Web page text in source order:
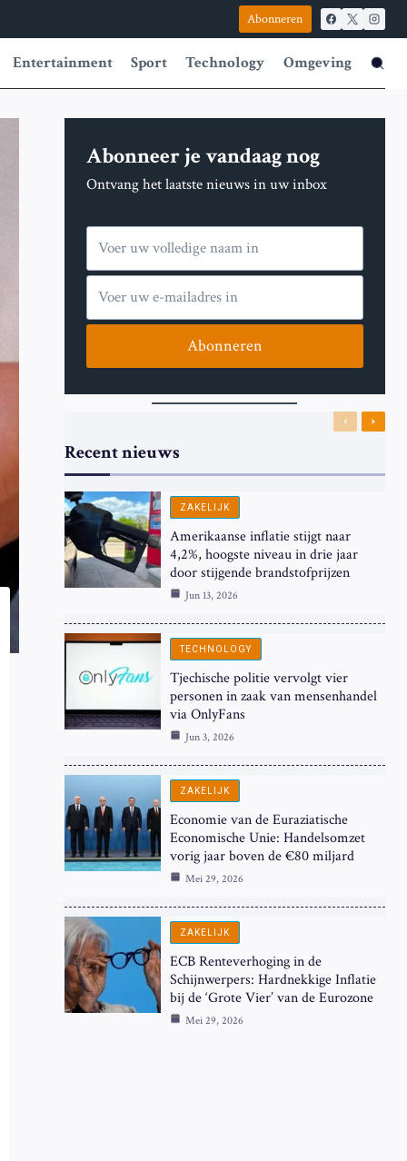
Abonneren
Entertainment Sport Technology Omgeving
Abonneer je vandaag nog
Ontvang het laatste nieuws in uw inbox
Abonneren
Recent nieuws
Previous
Next
ZAKELIJK
Amerikaanse inflatie stijgt naar
4,2%, hoogste niveau in drie jaar
door stijgende brandstofprijzen
Jun 13, 2026
TECHNOLOGY
Tjechische politie vervolgt vier
personen in zaak van mensenhandel
via OnlyFans
Jun 3, 2026
ZAKELIJK
Economie van de Euraziatische
Economische Unie: Handelsomzet
vorig jaar boven de €80 miljard
Mei 29, 2026
ZAKELIJK
ECB Renteverhoging in de
Schijnwerpers: Hardnekkige Inflatie
bij de ‘Grote Vier’ van de Eurozone
Mei 29, 2026